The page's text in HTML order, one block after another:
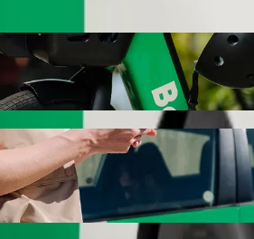
suele hacerse en 40 min y cuesta